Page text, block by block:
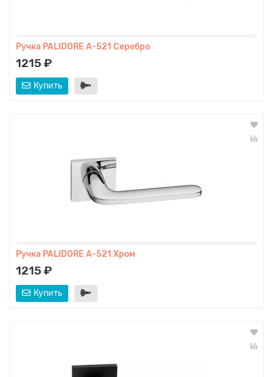
Ручка PALIDORE A-521 Серебро
1215 ₽
Купить
Ручка PALIDORE A-521 Хром
1215 ₽
Купить